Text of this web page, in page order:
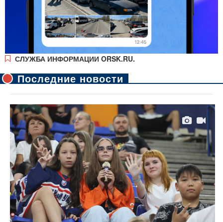
СЛУЖБА ИНФОРМАЦИИ ORSK.RU.
Последние новости